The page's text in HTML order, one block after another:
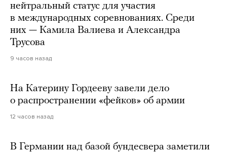
нейтральный статус для участия
в международных соревнованиях. Среди
них — Камила Валиева и Александра
Трусова
9 часов назад
На Катерину Гордееву завели дело
о распространении «фейков» об армии
12 часов назад
В Германии над базой бундесвера заметили